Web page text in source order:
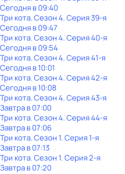
Сегодня в 09:40
Три кота. Сезон 4. Серия 39-я
Сегодня в 09:47
Три кота. Сезон 4. Серия 40-я
Сегодня в 09:54
Три кота. Сезон 4. Серия 41-я
Сегодня в 10:01
Три кота. Сезон 4. Серия 42-я
Сегодня в 10:08
Три кота. Сезон 4. Серия 43-я
Завтра в 07:00
Три кота. Сезон 4. Серия 44-я
Завтра в 07:06
Три кота. Сезон 1. Серия 1-я
Завтра в 07:13
Три кота. Сезон 1. Серия 2-я
Завтра в 07:20